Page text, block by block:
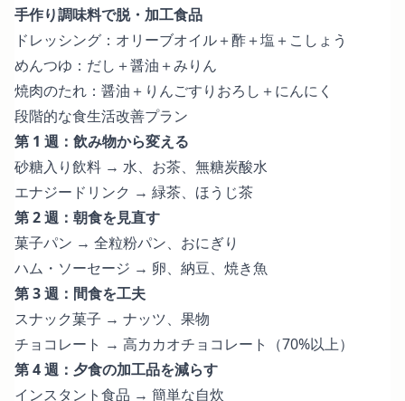
手作り調味料で脱・加工食品
ドレッシング：オリーブオイル＋酢＋塩＋こしょう
めんつゆ：だし＋醤油＋みりん
焼肉のたれ：醤油＋りんごすりおろし＋にんにく
段階的な食生活改善プラン
第 1 週：飲み物から変える
砂糖入り飲料 → 水、お茶、無糖炭酸水
エナジードリンク → 緑茶、ほうじ茶
第 2 週：朝食を見直す
菓子パン → 全粒粉パン、おにぎり
ハム・ソーセージ → 卵、納豆、焼き魚
第 3 週：間食を工夫
スナック菓子 → ナッツ、果物
チョコレート → 高カカオチョコレート（70%以上）
第 4 週：夕食の加工品を減らす
インスタント食品 → 簡単な自炊